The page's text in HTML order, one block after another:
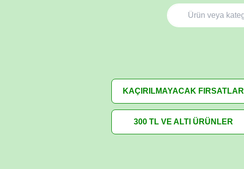
KAÇIRILMAYACAK FIRSATLAR
300 TL VE ALTI ÜRÜNLER